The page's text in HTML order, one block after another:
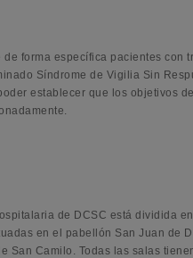
forma específica pacientes con
Síndrome de Vigilia Sin
establecer que los objetivos
de DCSC está dividida
en el pabellón San Juan de
San Camilo. Todas las salas